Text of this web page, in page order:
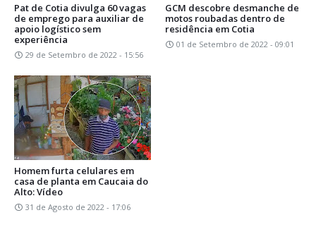
Pat de Cotia divulga 60 vagas
de emprego para auxiliar de
apoio logístico sem
experiência
29 de Setembro de 2022 - 15:56
GCM descobre desmanche de
motos roubadas dentro de
residência em Cotia
01 de Setembro de 2022 - 09:01
Homem furta celulares em
casa de planta em Caucaia do
Alto: Vídeo
31 de Agosto de 2022 - 17:06